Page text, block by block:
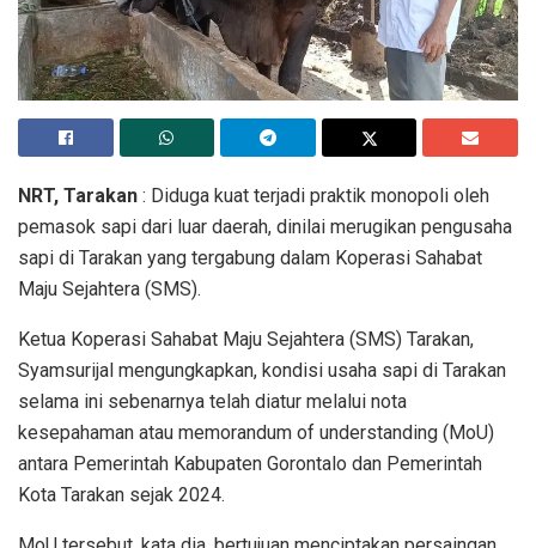
NRT, Tarakan : Diduga kuat terjadi praktik monopoli oleh
pemasok sapi dari luar daerah, dinilai merugikan pengusaha
sapi di Tarakan yang tergabung dalam Koperasi Sahabat
Maju Sejahtera (SMS).
Ketua Koperasi Sahabat Maju Sejahtera (SMS) Tarakan,
Syamsurijal mengungkapkan, kondisi usaha sapi di Tarakan
selama ini sebenarnya telah diatur melalui nota
kesepahaman atau memorandum of understanding (MoU)
antara Pemerintah Kabupaten Gorontalo dan Pemerintah
Kota Tarakan sejak 2024.